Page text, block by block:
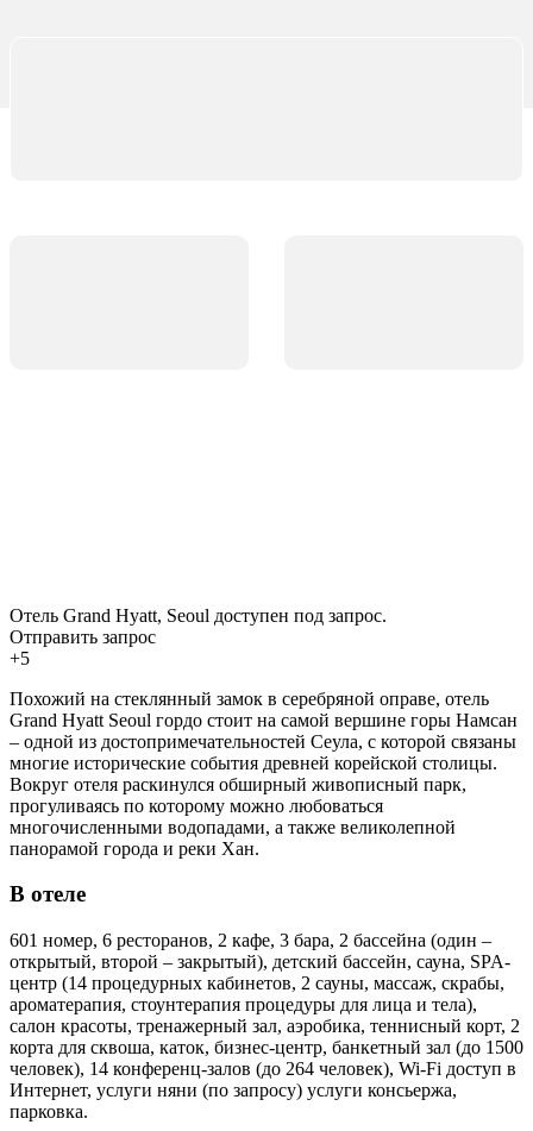
Отель Grand Hyatt, Seoul доступен под запрос.
Отправить запрос
+5
Похожий на стеклянный замок в серебряной оправе, отель
Grand Hyatt Seoul гордо стоит на самой вершине горы Намсан
– одной из достопримечательностей Сеула, с которой связаны
многие исторические события древней корейской столицы.
Вокруг отеля раскинулся обширный живописный парк,
прогуливаясь по которому можно любоваться
многочисленными водопадами, а также великолепной
панорамой города и реки Хан.
В отеле
601 номер, 6 ресторанов, 2 кафе, 3 бара, 2 бассейна (один –
открытый, второй – закрытый), детский бассейн, сауна, SPA-
центр (14 процедурных кабинетов, 2 сауны, массаж, скрабы,
ароматерапия, стоунтерапия процедуры для лица и тела),
салон красоты, тренажерный зал, аэробика, теннисный корт, 2
корта для сквоша, каток, бизнес-центр, банкетный зал (до 1500
человек), 14 конференц-залов (до 264 человек), Wi-Fi доступ в
Интернет, услуги няни (по запросу) услуги консьержа,
парковка.